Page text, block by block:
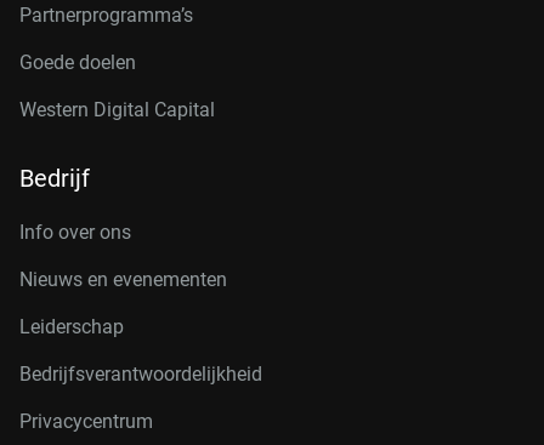
Partnerprogramma’s
Goede doelen
Western Digital Capital
Bedrijf
Info over ons
Nieuws en evenementen
Leiderschap
Bedrijfsverantwoordelijkheid
Privacycentrum